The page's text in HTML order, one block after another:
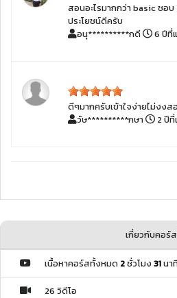
สอนอะไรมากกว่า basic ชอ
ประโยชน์ดีครับ
อนุ**********กดี
6 ปีที่
ดีๆมากครับเข้าใจง่ายไม่งงส
วัษ**********กษา
2 ปี
เกี่ยวกับคอร์
เนื้อหาคอร์สทั้งหมด 2ชั่วโมง 31นา
26 วิดีโอ